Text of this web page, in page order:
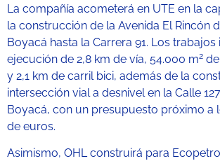
La compañía acometerá en UTE en la
la construcción de la Avenida El Rincón
Boyacá hasta la Carrera 91. Los trabajos
ejecución de 2,8 km de vía, 54.000 m2
y 2,1 km de carril bici, además de la
intersección vial a desnivel en la Calle
Boyacá, con un presupuesto próximo a
de euros.
Asimismo, OHL construirá para